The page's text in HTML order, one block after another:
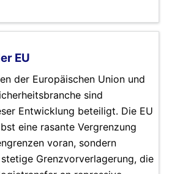
EU
der Europäischen Union und
sind
Entwicklung beteiligt. Die EU
eine rasante Vergrenzung
voran, sondern
Grenzvorverlagerung, die